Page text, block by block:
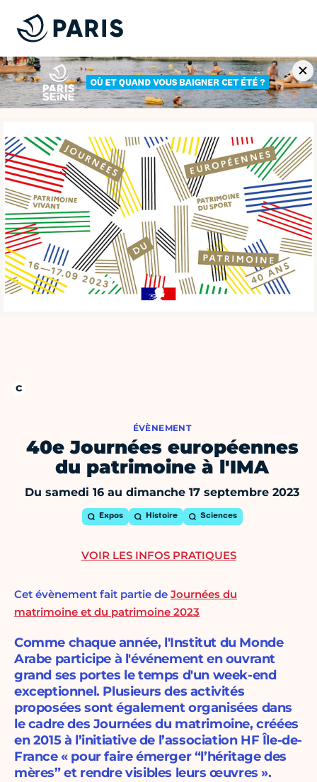
ÉVÈNEMENT
40e Journées européennes
du patrimoine à l'IMA
Du samedi 16 au dimanche 17 septembre 2023
Expos Histoire Sciences
Cet évènement fait partie de Journées du
matrimoine et du patrimoine 2023
Comme chaque année, l'Institut du Monde
Arabe participe à l'événement en ouvrant
grand ses portes le temps d'un week-end
exceptionnel. Plusieurs des activités
proposées sont également organisées dans
le cadre des Journées du matrimoine, créées
en 2015 à l’initiative de l’association HF Île-de-
France « pour faire émerger “l’héritage des
mères” et rendre visibles leurs œuvres ».
VOIR LES INFOS PRATIQUES